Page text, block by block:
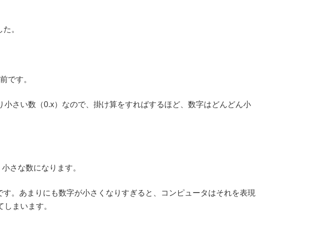
。
です。
さい数（0.x）なので、掛け算をすればするほど、数字はどんどん小
さな数になります。
。あまりにも数字が小さくなりすぎると、コンピュータはそれを表現
まいます。